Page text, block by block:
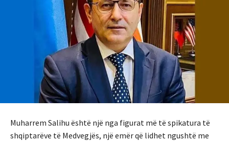
Muharrem Salihu është një nga figurat më të spikatura të
shqiptarëve të Medvegjës, një emër që lidhet ngushtë me